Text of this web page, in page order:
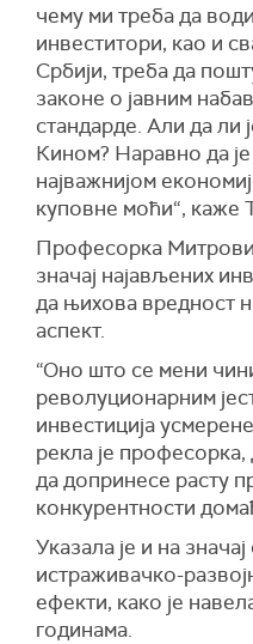
чему ми треба да
инвеститори, као и
Србији, треба да
законе о јавним
стандарде. Али да ли
Кином? Наравно да
најважнијом
куповне моћи“, каже
Професорка
значај најављених
да њихова вредност
аспект.
“Оно што се мени
револуционарним
инвестиција
рекла је професорка,
да допринесе расту
конкурентности
Указала је и на
истраживачко-
ефекти, како је
годинама.